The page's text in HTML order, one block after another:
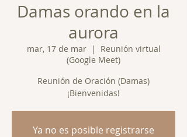
Damas orando en la
aurora
mar, 17 de mar
  |
Reunión virtual
(Google Meet)
Reunión de Oración (Damas)
¡Bienvenidas!
Ya no es posible registrarse